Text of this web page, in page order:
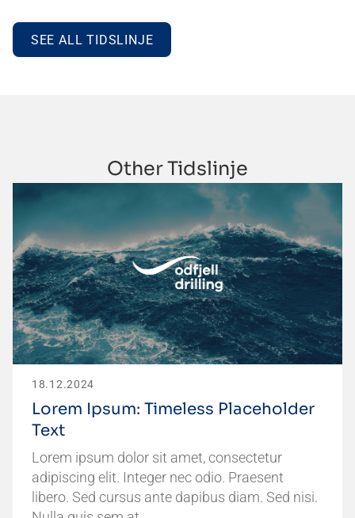
SEE ALL TIDSLINJE
Other Tidslinje
18.12.2024
Lorem Ipsum: Timeless Placeholder
Text
Lorem ipsum dolor sit amet, consectetur
adipiscing elit. Integer nec odio. Praesent
libero. Sed cursus ante dapibus diam. Sed nisi.